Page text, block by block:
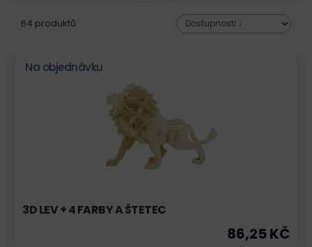
64 produktů
Na objednávku
3D LEV + 4 FARBY A ŠTETEC
86,25 KČ